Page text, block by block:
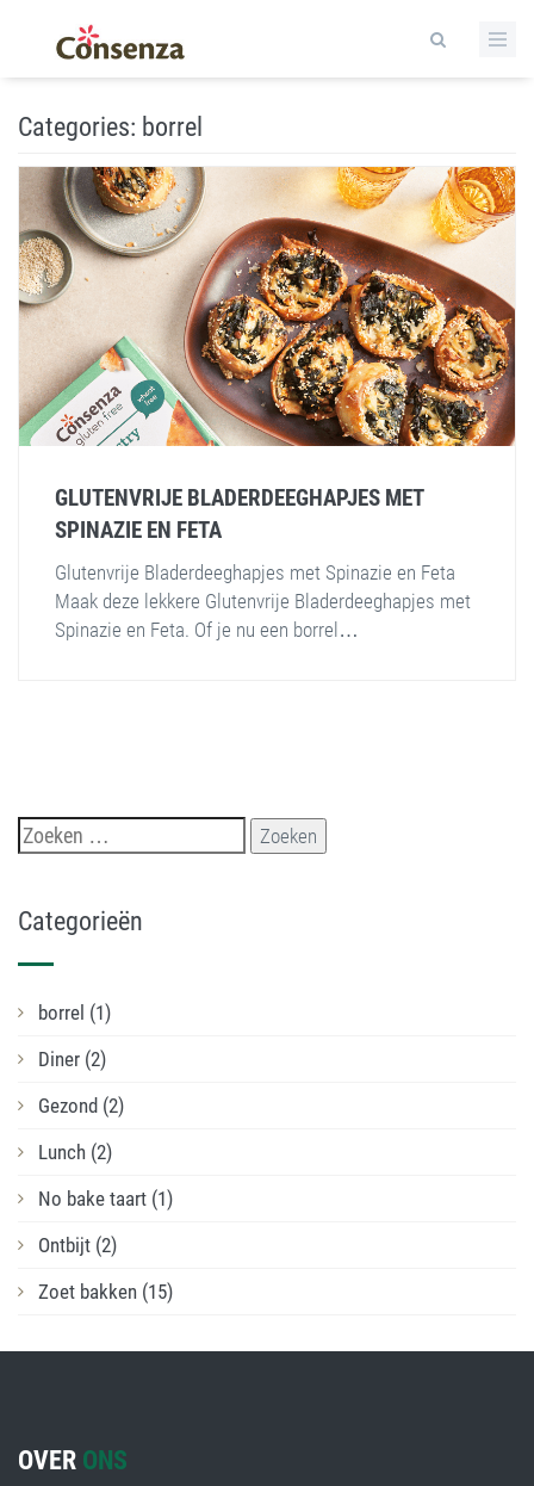
Categories: borrel
GLUTENVRIJE BLADERDEEGHAPJES MET
SPINAZIE EN FETA
Glutenvrije Bladerdeeghapjes met Spinazie en Feta
Maak deze lekkere Glutenvrije Bladerdeeghapjes met
Spinazie en Feta. Of je nu een borrel…
Zoeken
naar:
Categorieën
borrel (1)
Diner (2)
Gezond (2)
Lunch (2)
No bake taart (1)
Ontbijt (2)
Zoet bakken (15)
OVER ONS